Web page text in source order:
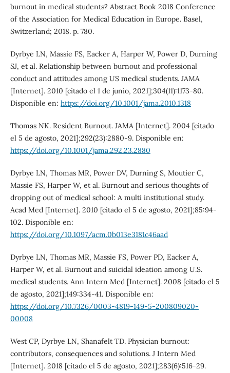
burnout in medical students? Abstract Book 2018 Conference
of the Association for Medical Education in Europe. Basel,
Switzerland; 2018. p. 780.
Dyrbye LN, Massie FS, Eacker A, Harper W, Power D, Durning
SJ, et al. Relationship between burnout and professional
conduct and attitudes among US medical students. JAMA
[Internet]. 2010 [citado el 1 de junio, 2021];304(11):1173-80.
Disponible en: https://doi.org/10.1001/jama.2010.1318
Thomas NK. Resident Burnout. JAMA [Internet]. 2004 [citado
el 5 de agosto, 2021];292(23):2880-9. Disponible en:
https://doi.org/10.1001/jama.292.23.2880
Dyrbye LN, Thomas MR, Power DV, Durning S, Moutier C,
Massie FS, Harper W, et al. Burnout and serious thoughts of
dropping out of medical school: A multi institutional study.
Acad Med [Internet]. 2010 [citado el 5 de agosto, 2021];85:94-
102. Disponible en:
https://doi.org/10.1097/acm.0b013e3181c46aad
Dyrbye LN, Thomas MR, Massie FS, Power PD, Eacker A,
Harper W, et al. Burnout and suicidal ideation among U.S.
medical students. Ann Intern Med [Internet]. 2008 [citado el 5
de agosto, 2021];149:334-41. Disponible en:
https://doi.org/10.7326/0003-4819-149-5-200809020-
00008
West CP, Dyrbye LN, Shanafelt TD. Physician burnout:
contributors, consequences and solutions. J Intern Med
[Internet]. 2018 [citado el 5 de agosto, 2021];283(6):516-29.